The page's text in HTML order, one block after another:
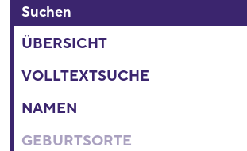
Suchen
ÜBERSICHT
VOLLTEXTSUCHE
NAMEN
GEBURTSORTE